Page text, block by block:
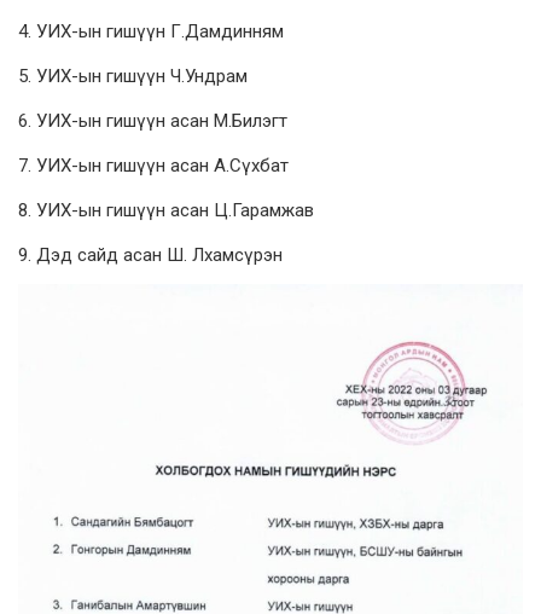
4. УИХ-ын гишүүн Г.Дамдинням
5. УИХ-ын гишүүн Ч.Ундрам
6. УИХ-ын гишүүн асан М.Билэгт
7. УИХ-ын гишүүн асан А.Сүхбат
8. УИХ-ын гишүүн асан Ц.Гарамжав
9. Дэд сайд асан Ш. Лхамсүрэн